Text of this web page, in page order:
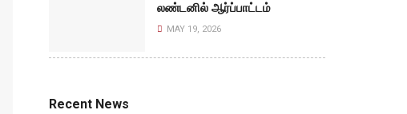
லண்டனில் ஆர்ப்பாட்டம்
MAY 19, 2026
Recent News